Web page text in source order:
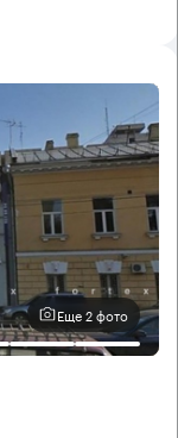
Еще 2 фото